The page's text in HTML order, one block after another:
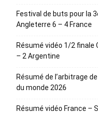
Festival de buts pour la
Angleterre 6 – 4 France
Résumé vidéo 1/2 finale
– 2 Argentine
Résumé de l’arbitrage
du monde 2026
Résumé vidéo France –